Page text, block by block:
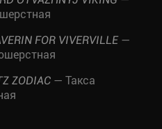
FOR VIVERVILLE —
ZODIAC — Такса